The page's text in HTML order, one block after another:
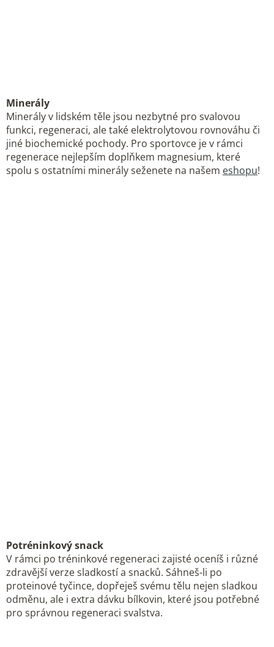
Minerály
Minerály v lidském těle jsou nezbytné pro svalovou
funkci, regeneraci, ale také elektrolytovou rovnováhu či
jiné biochemické pochody. Pro sportovce je v rámci
regenerace nejlepším doplňkem magnesium, které
spolu s ostatními minerály seženete na našem eshopu!
Potréninkový snack
V rámci po tréninkové regeneraci zajisté oceníš i různé
zdravější verze sladkostí a snacků. Sáhneš-li po
proteinové tyčince, dopřeješ svému tělu nejen sladkou
odměnu, ale i extra dávku bílkovin, které jsou potřebné
pro správnou regeneraci svalstva.